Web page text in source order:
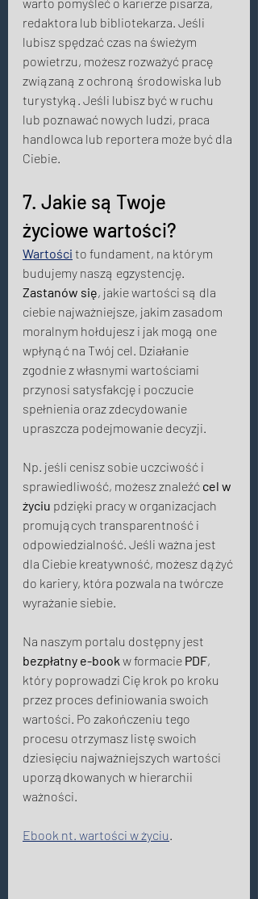
redaktora lub bibliotekarza. Jeśli
lubisz spędzać czas na świeżym
powietrzu, możesz rozważyć pracę
związaną z ochroną środowiska lub
turystyką. Jeśli lubisz być w ruchu
lub poznawać nowych ludzi, praca
handlowca lub reportera może być dla
Ciebie.
7. Jakie są Twoje
życiowe wartości?
Wartości to fundament, na którym
budujemy naszą egzystencję.
Zastanów się, jakie wartości są dla
ciebie najważniejsze, jakim zasadom
moralnym hołdujesz i jak mogą one
wpłynąć na Twój cel. Działanie
zgodnie z własnymi wartościami
przynosi satysfakcję i poczucie
spełnienia oraz zdecydowanie
upraszcza podejmowanie decyzji.
Np. jeśli cenisz sobie uczciwość i
sprawiedliwość, możesz znaleźć cel w
życiu pdzięki pracy w organizacjach
promujących transparentność i
odpowiedzialność. Jeśli ważna jest
dla Ciebie kreatywność, możesz dążyć
do kariery, która pozwala na twórcze
wyrażanie siebie.
Na naszym portalu dostępny jest
bezpłatny e-book w formacie PDF,
który poprowadzi Cię krok po kroku
przez proces definiowania swoich
wartości. Po zakończeniu tego
procesu otrzymasz listę swoich
dziesięciu najważniejszych wartości
uporządkowanych w hierarchii
ważności.
Ebook nt. wartości w życiu